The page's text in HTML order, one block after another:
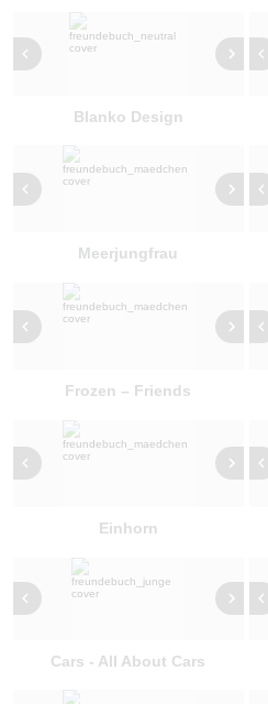
Blanko Design
Meerjungfrau
Frozen – Friends
Einhorn
Cars - All About Cars